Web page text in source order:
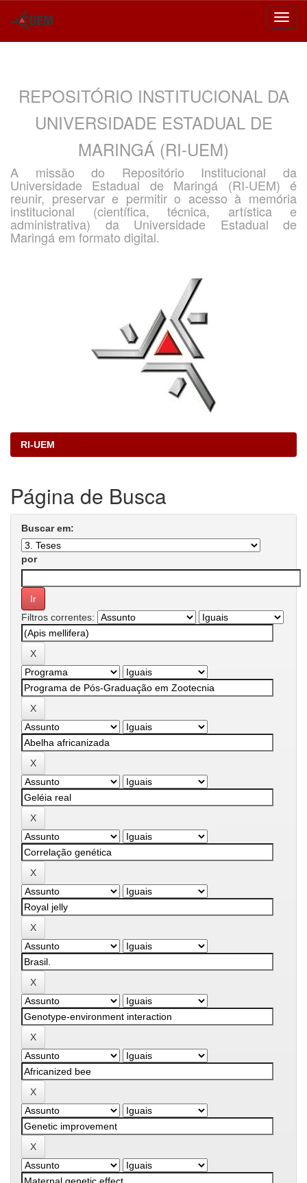
REPOSITÓRIO INSTITUCIONAL DA
UNIVERSIDADE ESTADUAL DE
MARINGÁ (RI-UEM)
A missão do Repositório Institucional da
Universidade Estadual de Maringá (RI-UEM) é
reunir, preservar e permitir o acesso à memória
institucional (científica, técnica, artística e
administrativa) da Universidade Estadual de
Maringá em formato digital.
RI-UEM
Página de Busca
Buscar em:
por
Filtros correntes: